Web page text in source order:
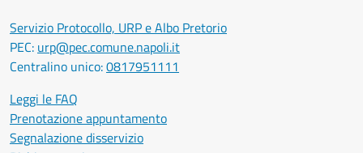
Servizio Protocollo, URP e Albo Pretorio
PEC: urp@pec.comune.napoli.it
Centralino unico:0817951111
Leggi le FAQ
Prenotazione appuntamento
Segnalazione disservizio